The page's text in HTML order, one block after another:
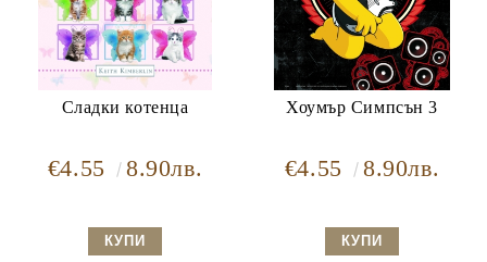
Сладки котенца
€4.55 8.90лв.
Хоумър Симпсън 3
€4.55 8.90лв.